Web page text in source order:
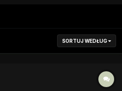
SORTUJ WEDŁUG